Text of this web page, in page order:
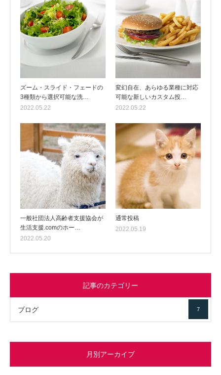
ズーム・スライド・フェードの
3種類から選択可能な洗…
2022.05.22
変幻自在、あらゆる業種に対応
可能な新しいカスタム投…
2022.05.22
一般社団法人高齢者支援協会が
生活支援.comのホー…
2022.05.20
通常投稿
2022.05.19
記事のカテゴリー
ブログ 7
月別アーカイブ